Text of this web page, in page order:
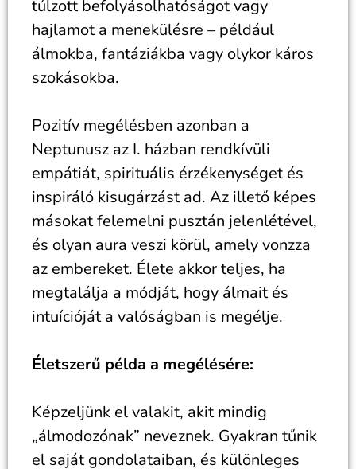
túlzott befolyásolhatóságot vagy
hajlamot a menekülésre – például
álmokba, fantáziákba vagy olykor káros
szokásokba.
Pozitív megélésben azonban a
Neptunusz az I. házban rendkívüli
empátiát, spirituális érzékenységet és
inspiráló kisugárzást ad. Az illető képes
másokat felemelni pusztán jelenlétével,
és olyan aura veszi körül, amely vonzza
az embereket. Élete akkor teljes, ha
megtalálja a módját, hogy álmait és
intuícióját a valóságban is megélje.
Életszerű példa a megélésére:
Képzeljünk el valakit, akit mindig
„álmodozónak” neveznek. Gyakran tűnik
el saját gondolataiban, és különleges